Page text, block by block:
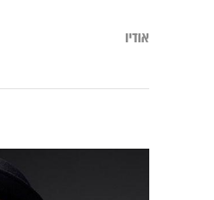
אודיו